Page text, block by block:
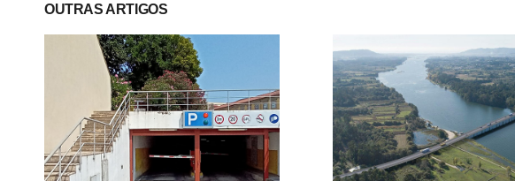
OUTRAS ARTIGOS